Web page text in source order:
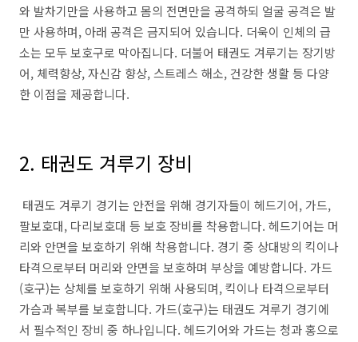
와 발차기만을 사용하고 몸의 전면만을 공격하되 얼굴 공격은 발
만 사용하며, 아래 공격은 금지되어 있습니다. 더욱이 인체의 급
소는 모두 보호구로 막아집니다. 더불어 태권도 겨루기는 장기방
어, 체력향상, 자신감 향상, 스트레스 해소, 건강한 생활 등 다양
한 이점을 제공합니다.
2. 태권도 겨루기 장비
태권도 겨루기 경기는 안전을 위해 경기자들이 헤드기어, 가드,
팔보호대, 다리보호대 등 보호 장비를 착용합니다. 헤드기어는 머
리와 안면을 보호하기 위해 착용합니다. 경기 중 상대방의 킥이나
타격으로부터 머리와 안면을 보호하며 부상을 예방합니다. 가드
(호구)는 상체를 보호하기 위해 사용되며, 킥이나 타격으로부터
가슴과 복부를 보호합니다. 가드(호구)는 태권도 겨루기 경기에
서 필수적인 장비 중 하나입니다. 헤드기어와 가드는 청과 홍으로